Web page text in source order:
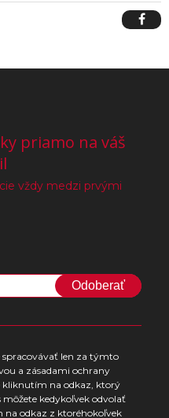
priamo na váš
vždy medzi prvými
Odoberať
spracovávať len za týmto
a zásadami ochrany
kliknutím na odkaz, ktorý
kedykoľvek odvolať
odkaz z ktoréhokoľvek